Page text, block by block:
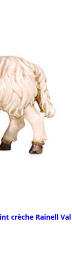
crèche Rainell Val